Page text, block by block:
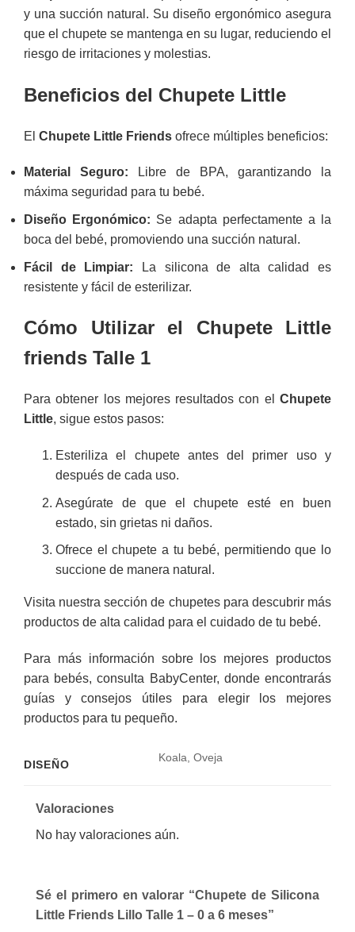
y una succión natural. Su diseño ergonómico asegura
que el chupete se mantenga en su lugar, reduciendo el
riesgo de irritaciones y molestias.
Beneficios del Chupete Little
El Chupete Little Friends ofrece múltiples beneficios:
Material Seguro: Libre de BPA, garantizando la
máxima seguridad para tu bebé.
Diseño Ergonómico: Se adapta perfectamente a la
boca del bebé, promoviendo una succión natural.
Fácil de Limpiar: La silicona de alta calidad es
resistente y fácil de esterilizar.
Cómo Utilizar el Chupete Little
friends Talle 1
Para obtener los mejores resultados con el Chupete
Little, sigue estos pasos:
Esteriliza el chupete antes del primer uso y
después de cada uso.
Asegúrate de que el chupete esté en buen
estado, sin grietas ni daños.
Ofrece el chupete a tu bebé, permitiendo que lo
succione de manera natural.
Visita nuestrasección de chupetespara descubrir más
productos de alta calidad para el cuidado de tu bebé.
Para más información sobre los mejores productos
para bebés, consulta BabyCenter, donde encontrarás
guías y consejos útiles para elegir los mejores
productos para tu pequeño.
DISEÑO
Koala, Oveja
Valoraciones
No hay valoraciones aún.
Sé el primero en valorar “Chupete de Silicona
Little Friends Lillo Talle 1 – 0 a 6 meses”